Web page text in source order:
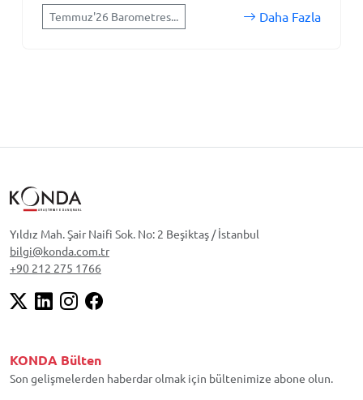
Temmuz'26 Barometres... Daha Fazla
Yıldız Mah. Şair Naifi Sok. No: 2 Beşiktaş / İstanbul
bilgi@konda.com.tr
+90 212 275 1766
KONDA Bülten
Son gelişmelerden haberdar olmak için bültenimize abone olun.